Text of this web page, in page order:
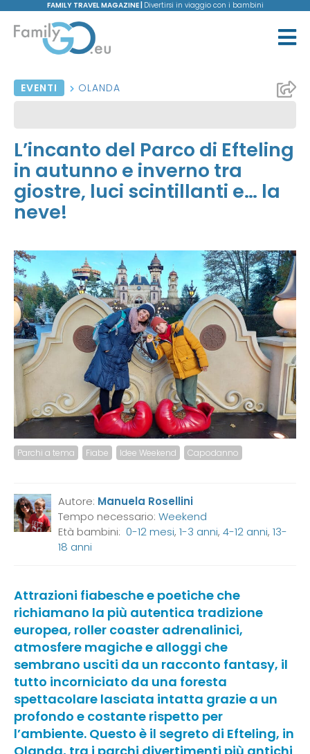
FAMILY TRAVEL MAGAZINE | Divertirsi in viaggio con i bambini
EVENTI OLANDA
L’incanto del Parco di Efteling
in autunno e inverno tra
giostre, luci scintillanti e… la
neve!
Parchi a tema Fiabe Idee Weekend Capodanno
Autore: Manuela Rosellini
Tempo necessario:Weekend
Età bambini:0-12 mesi,1-3 anni,4-12 anni,13-
18 anni
Attrazioni fiabesche e poetiche che
richiamano la più autentica tradizione
europea, roller coaster adrenalinici,
atmosfere magiche e alloggi che
sembrano usciti da un racconto fantasy, il
tutto incorniciato da una foresta
spettacolare lasciata intatta grazie a un
profondo e costante rispetto per
l’ambiente. Questo è il segreto di Efteling, in